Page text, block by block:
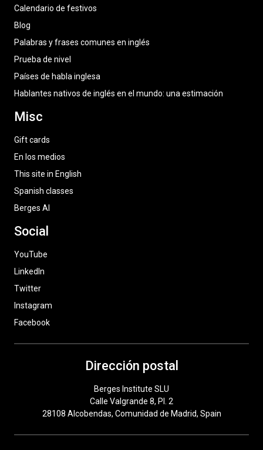
Calendario de festivos
Blog
Palabras y frases comunes en inglés
Prueba de nivel
Países de habla inglesa
Hablantes nativos de inglés en el mundo: una estimación
Misc
Gift cards
En los medios
This site in English
Spanish classes
Berges AI
Social
YouTube
LinkedIn
Twitter
Instagram
Facebook
Dirección postal
Berges Institute SLU
Calle Valgrande 8, Pl. 2
28108 Alcobendas, Comunidad de Madrid, Spain